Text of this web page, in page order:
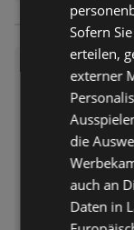
Sofern
erteilen,
externer
die
auch an
Daten in